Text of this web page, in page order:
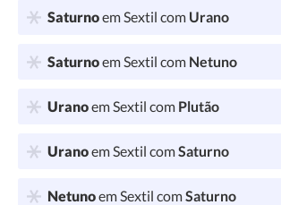
Saturnoem Sextil com Urano
Saturnoem Sextil com Netuno
Uranoem Sextil com Plutão
Uranoem Sextil comSaturno
Netunoem Sextil comSaturno